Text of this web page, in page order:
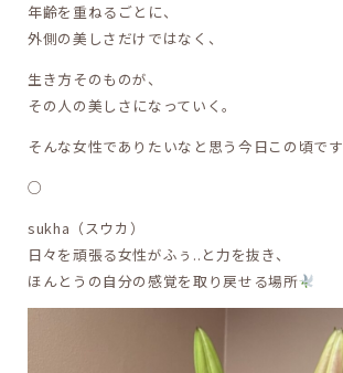
年齢を重ねるごとに、
外側の美しさだけではなく、
生き方そのものが、
その人の美しさになっていく。
そんな女性でありたいなと思う今日この頃です
○
sukha（スウカ）
日々を頑張る女性がふぅ..と力を抜き、
ほんとうの自分の感覚を取り戻せる場所